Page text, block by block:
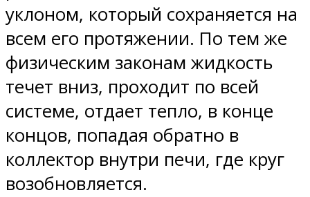
уклоном, который сохраняется на
всем его протяжении. По тем же
физическим законам жидкость
течет вниз, проходит по всей
системе, отдает тепло, в конце
концов, попадая обратно в
коллектор внутри печи, где круг
возобновляется.